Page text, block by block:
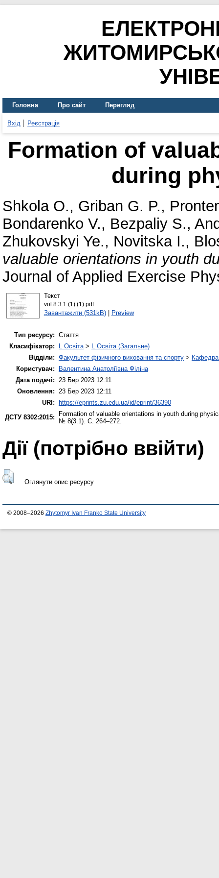
Головна Про сайт Перегляд
Вхід Реєстрація
Formation of
during
Shkola O., Griban G. P.,
Bondarenko V., Bezpaliy S.,
Zhukovskyi Ye., Novitska I.,
valuable orientations in youth
Journal of Applied Exercise
Текст
vol.8.3.1 (1) (1).pdf
Завантажити (531kB)| Preview
Тип ресурсу: Стаття
Класифікатор:
L Освіта> L Освіта (Загальне)
Відділи: Факультет фізичного виховання та спорту > Кафедра
Користувач:
Валентина Анатоліївна Філіна
Дата подачі: 23 Бер 2023 12:11
Оновлення: 23 Бер 2023 12:11
URI:
https://eprints.zu.edu.ua/id/eprint/36390
ДСТУ 8302:2015:
Formation of valuable orientations in youth during
№ 8(3.1). С. 264–272.
Дії ​​(потрібно ввійти)
Оглянути опис ресурсу
© 2008–2026 Zhytomyr Ivan Franko State University